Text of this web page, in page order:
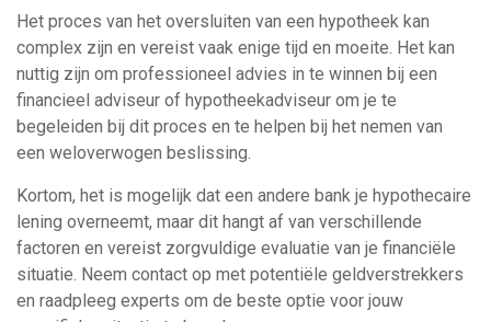
Het proces van het oversluiten van een hypotheek kan
complex zijn en vereist vaak enige tijd en moeite. Het kan
nuttig zijn om professioneel advies in te winnen bij een
financieel adviseur of hypotheekadviseur om je te
begeleiden bij dit proces en te helpen bij het nemen van
een weloverwogen beslissing.
Kortom, het is mogelijk dat een andere bank je hypothecaire
lening overneemt, maar dit hangt af van verschillende
factoren en vereist zorgvuldige evaluatie van je financiële
situatie. Neem contact op met potentiële geldverstrekkers
en raadpleeg experts om de beste optie voor jouw